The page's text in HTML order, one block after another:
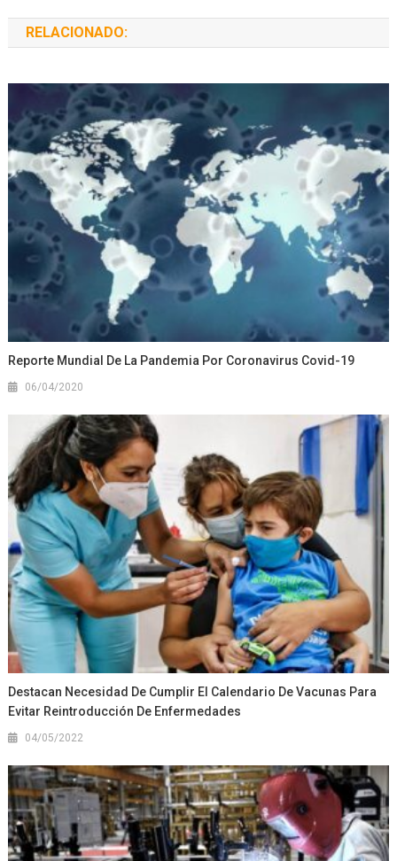
RELACIONADO:
Reporte Mundial De La Pandemia Por Coronavirus Covid-19
06/04/2020
Destacan Necesidad De Cumplir El Calendario De Vacunas Para
Evitar Reintroducción De Enfermedades
04/05/2022